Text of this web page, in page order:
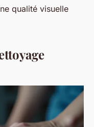
qualité visuelle